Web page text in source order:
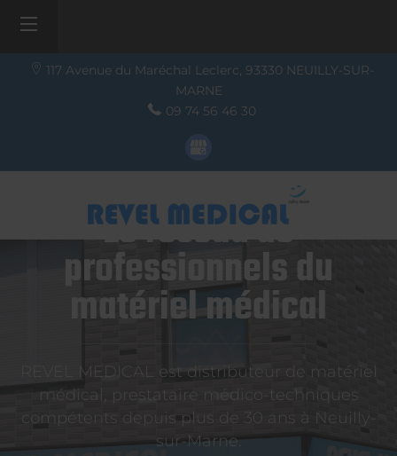
117 Avenue du Maréchal Leclerc, 93330 NEUILLY-SUR-
MARNE
09 74 56 46 30
Le réseau de
professionnels du
matériel médical
REVEL MEDICAL est distributeur de matériel
médical, prestataire médico-techniques
compétents depuis plus de 30 ans à Neuilly-
sur-Marne.